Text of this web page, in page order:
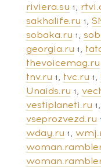
riviera.su 1
sakhalife.ru 1
sobaka.ru 1
georgia.ru 1
thevoicemag.ru
tnv.ru 1 tvc.ru 1
Unaids.ru 1
vestiplaneti.ru 1
vseprozvezd.ru 1
wday.ru 1